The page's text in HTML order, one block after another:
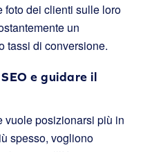
foto dei clienti sulle loro
un
tassi di conversione.
e guidare il
vuole posizionarsi più in
spesso, vogliono